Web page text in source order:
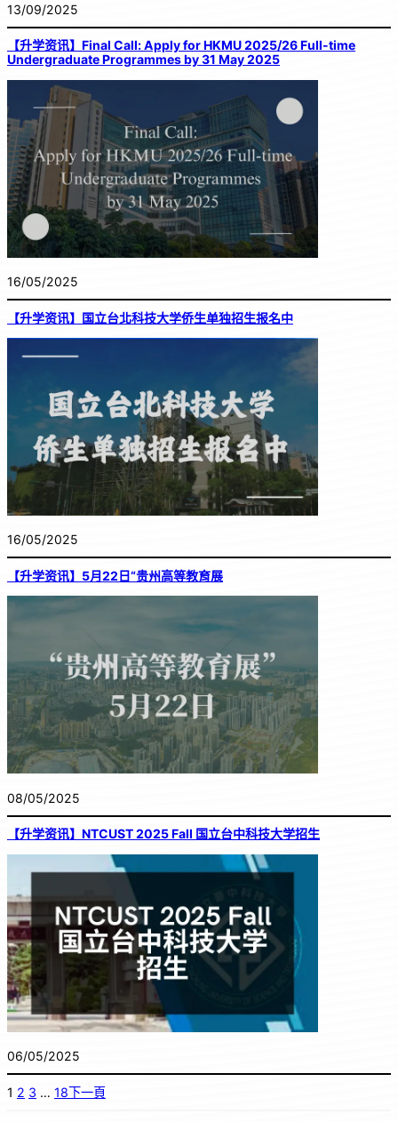
13/09/2025
【升学资讯】Final Call: Apply for HKMU 2025/26 Full-time
Undergraduate Programmes by 31 May 2025
16/05/2025
【升学资讯】国立台北科技大学侨生单独招生报名中
16/05/2025
【升学资讯】5月22日“贵州高等教育展
08/05/2025
【升学资讯】NTCUST 2025 Fall 国立台中科技大学招生
06/05/2025
1 2 3 … 18下一頁